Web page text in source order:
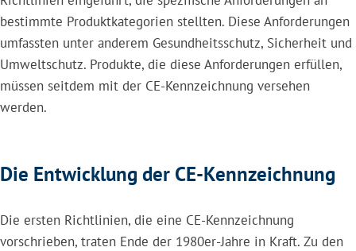
bestimmte Produktkategorien stellten. Diese Anforderungen
umfassten unter anderem Gesundheitsschutz, Sicherheit und
Umweltschutz. Produkte, die diese Anforderungen erfüllen,
müssen seitdem mit der CE-Kennzeichnung versehen
werden.
Die Entwicklung der CE-Kennzeichnung
Die ersten Richtlinien, die eine CE-Kennzeichnung
vorschrieben, traten Ende der 1980er-Jahre in Kraft. Zu den